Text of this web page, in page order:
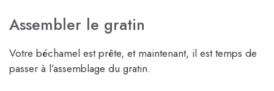
Assembler le gratin
Votre béchamel est prête, et maintenant, il est temps de
passer à l’assemblage du gratin.